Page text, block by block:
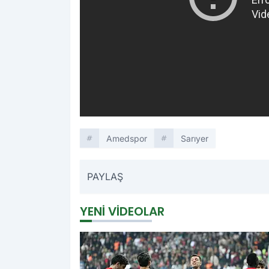
Amedspor Sarıyer
PAYLAŞ
YENI VIDEOLAR